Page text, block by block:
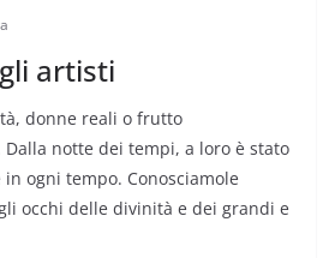
artisti
donne reali o frutto
Dalla notte dei tempi, a loro è stato
ogni tempo. Conosciamole
occhi delle divinità e dei grandi e